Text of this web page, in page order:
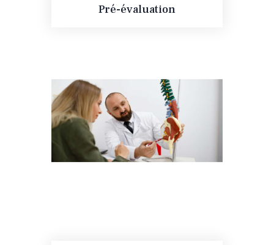
SOLUTION!
CONTACTEZ
FR
Pré-évaluation